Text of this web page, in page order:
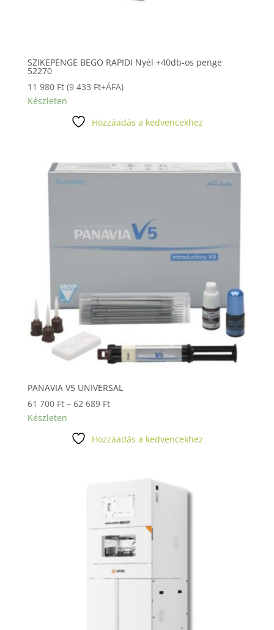
SZIKEPENGE BEGO RAPIDI Nyél +40db-os penge
52270
11 980 Ft (9 433 Ft+ÁFA)
Készleten
Hozzáadás a kedvencekhez
PANAVIA V5 UNIVERSAL
61 700 Ft – 62 689 FtÁrtartomány:
-
Készleten
Hozzáadás a kedvencekhez